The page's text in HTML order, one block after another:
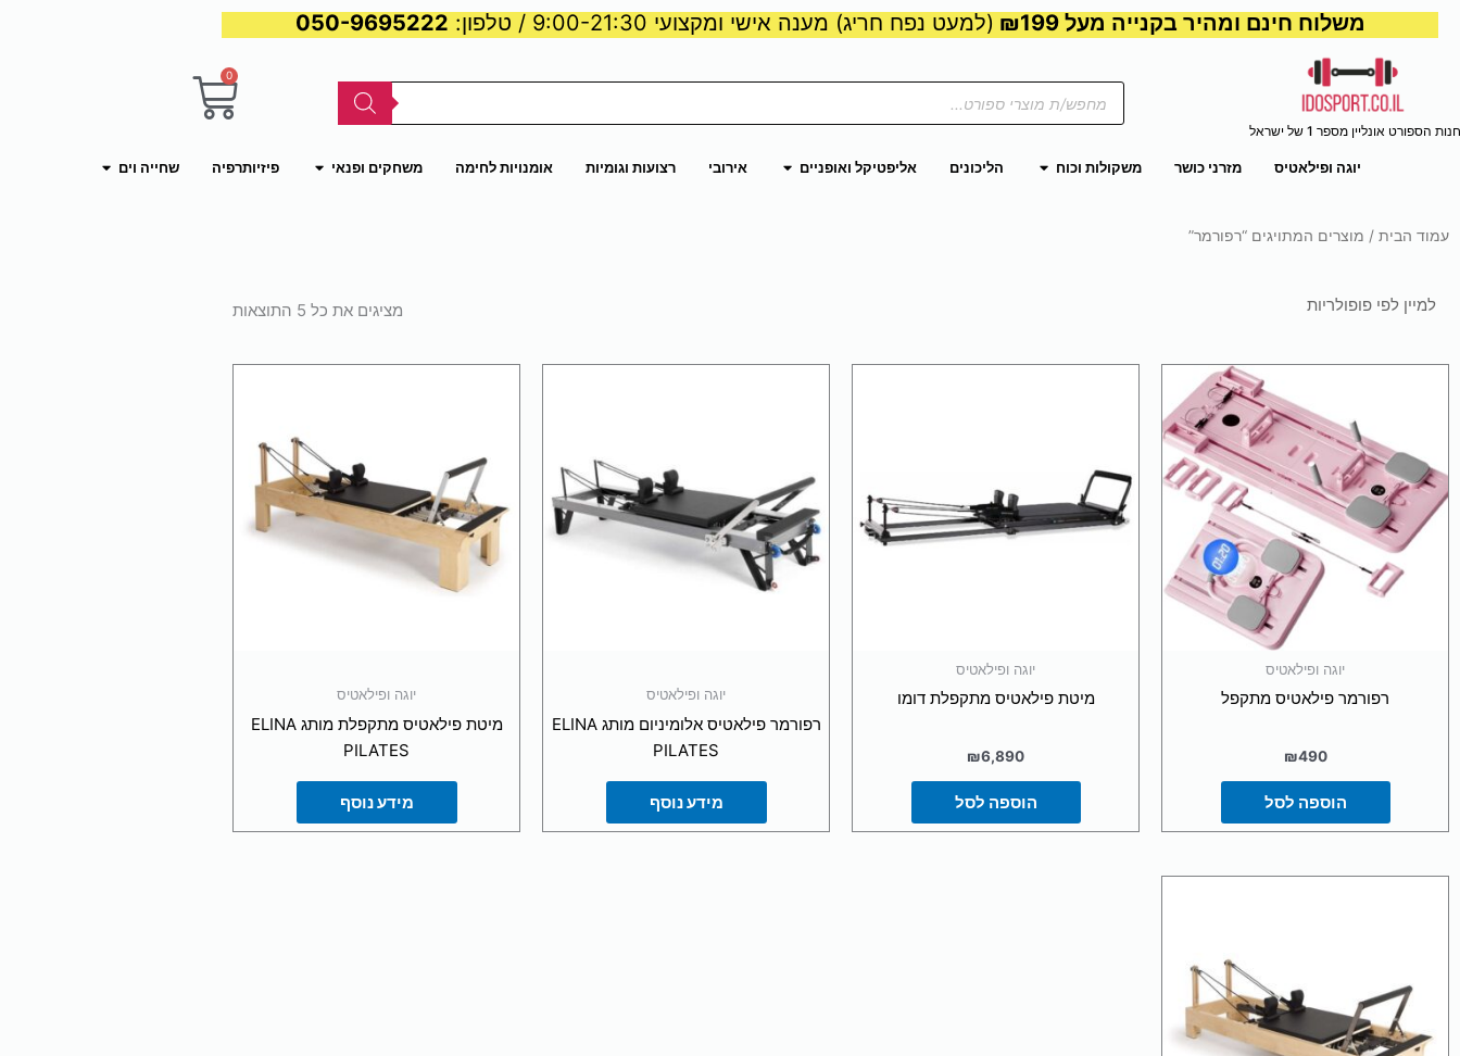
משלוח חינם ומהיר בקנייה מעל ₪199 (למעט נפח חריג) מענה אישי ומקצועי 9:00-21:30 / טלפון: 050-9695222
חנות הספורט אונליין מספר 1 של ישראל
Products
search
0
עגלת
יוגה ופילאטיס מזרני כושר משקולות וכוח פתח משקולות וכוח
הליכונים אליפטיקל ואופניים פתח אליפטיקל ואופניים
אירובי רצועות וגומיות אומנויות לחימה משחקים ופנאי פתח משחקים ופנאי
פיזיותרפיה שחייה וים פתח שחייה וים
עמוד הבית / מוצרים המתויגים “רפורמר”
מציגים את כל ⁦5⁩ התוצאות לפי
יוגה ופילאטיס
רפורמר פילאטיס מתקפל
₪490
הוספה לסל
יוגה ופילאטיס
מיטת פילאטיס מתקפלת דומו
₪6,890
הוספה לסל
יוגה ופילאטיס
רפורמר פילאטיס אלומיניום מותג ELINA
PILATES
מידע נוסף
יוגה ופילאטיס
מיטת פילאטיס מתקפלת מותג ELINA
PILATES
מידע נוסף